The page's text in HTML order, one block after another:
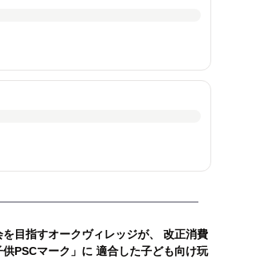
目指すオークヴィレッジが、 改正消費
PSCマーク」に 適合した子ども向け玩